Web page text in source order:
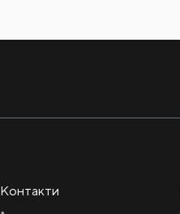
Контакти